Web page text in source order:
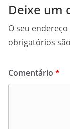
Deixe um
O seu
obrigatórios
Comentário *